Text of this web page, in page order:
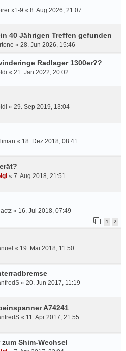
x1-9 « 8. Aug 2026, 21:07
40 Jährigen Treffen gefunden
« 28. Jun 2026, 15:46
Radlager 1300er??
« 21. Jan 2022, 20:02
« 29. Sep 2019, 13:04
« 18. Dez 2018, 08:41
« 7. Aug 2018, 21:51
« 16. Jul 2018, 07:49
1 2
« 19. Mai 2018, 11:50
« 20. Jun 2017, 11:19
A74241
« 11. Apr 2017, 21:55
Shim-Wechsel